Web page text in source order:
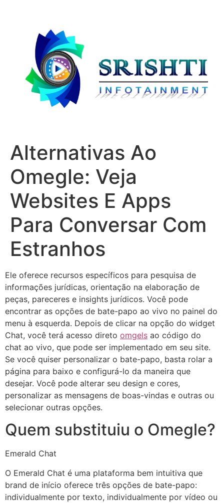
Alternativas Ao
Omegle: Veja
Websites E Apps
Para Conversar Com
Estranhos
Ele oferece recursos específicos para pesquisa de
informações jurídicas, orientação na elaboração de
peças, pareceres e insights jurídicos. Você pode
encontrar as opções de bate-papo ao vivo no painel do
menu à esquerda. Depois de clicar na opção do widget
Chat, você terá acesso direto omgels ao código do
chat ao vivo, que pode ser implementado em seu site.
Se você quiser personalizar o bate-papo, basta rolar a
página para baixo e configurá-lo da maneira que
desejar. Você pode alterar seu design e cores,
personalizar as mensagens de boas-vindas e outras ou
selecionar outras opções.
Quem substituiu o Omegle?
Emerald Chat
O Emerald Chat é uma plataforma bem intuitiva que
brand de início oferece três opções de bate-papo:
individualmente por texto, individualmente por vídeo ou